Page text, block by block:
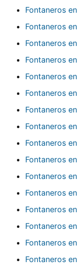
Fontaneros en
Fontaneros en
Fontaneros en
Fontaneros en
Fontaneros en
Fontaneros en
Fontaneros en
Fontaneros en
Fontaneros en
Fontaneros en
Fontaneros en
Fontaneros en
Fontaneros en
Fontaneros en
Fontaneros en
Fontaneros en